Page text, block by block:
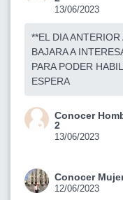
13/06/2023
**EL DIA
BAJARA A
PARA PODER
ESPERA
Conocer
2
13/06/2023
Conocer
12/06/2023